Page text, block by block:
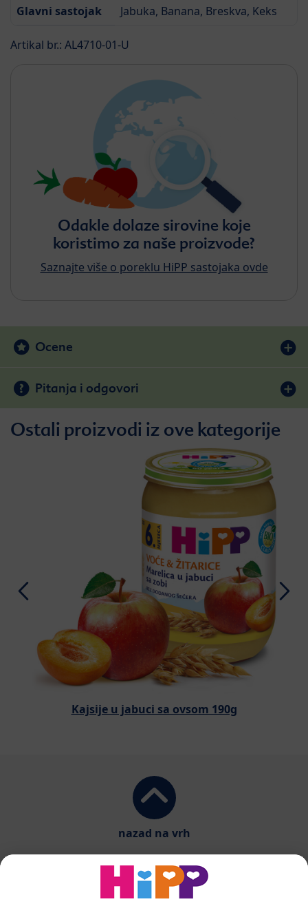
Glavni sastojak
Jabuka, Banana, Breskva, Keks
Artikal br.: AL4710-01-U
Odakle dolaze sirovine koje
koristimo za naše proizvode?
Saznajte više o poreklu HiPP sastojaka ovde
Ocene
Pitanja i odgovori
Ostali proizvodi iz ove kategorije
Kajsije u jabuci sa ovsom 190g
nazad na vrh